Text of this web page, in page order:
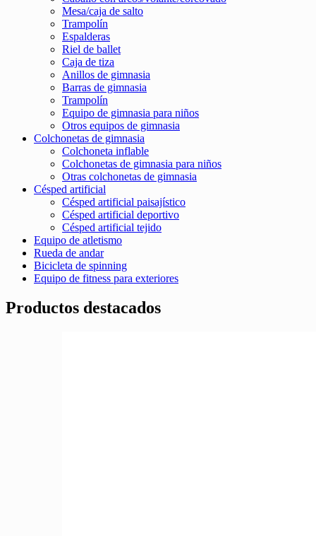
Mesa/caja de salto
Trampolín
Espalderas
Riel de ballet
Caja de tiza
Anillos de gimnasia
Barras de gimnasia
Trampolín
Equipo de gimnasia para niños
Otros equipos de gimnasia
Colchonetas de gimnasia
Colchoneta inflable
Colchonetas de gimnasia para niños
Otras colchonetas de gimnasia
Césped artificial
Césped artificial paisajístico
Césped artificial deportivo
Césped artificial tejido
Equipo de atletismo
Rueda de andar
Bicicleta de spinning
Equipo de fitness para exteriores
Productos destacados